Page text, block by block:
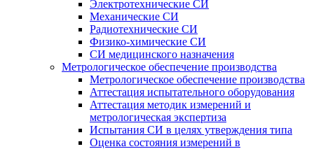
Электротехнические СИ
Механические СИ
Радиотехнические СИ
Физико-химические СИ
СИ медицинского назначения
Метрологическое обеспечение производства
Метрологическое обеспечение производства
Аттестация испытательного оборудования
Аттестация методик измерений и
метрологическая экспертиза
Испытания СИ в целях утверждения типа
Оценка состояния измерений в